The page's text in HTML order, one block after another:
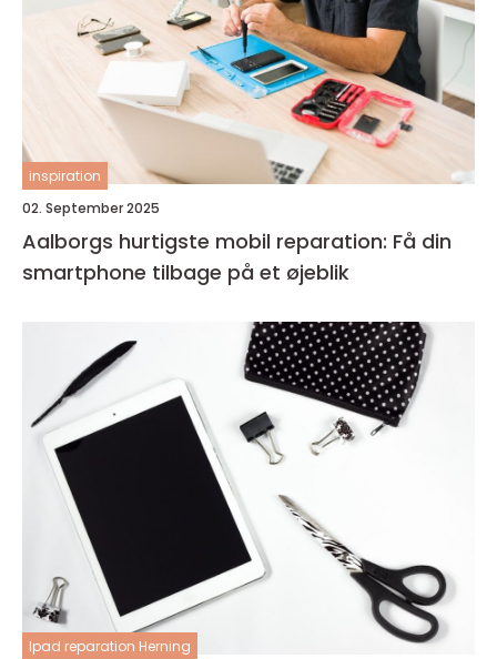
inspiration
02. September 2025
Aalborgs hurtigste mobil reparation: Få din
smartphone tilbage på et øjeblik
Ipad reparation Herning